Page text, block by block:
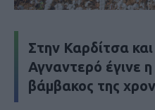
Στην Καρδίτσα
Αγναντερό έγινε
βάμβακος της